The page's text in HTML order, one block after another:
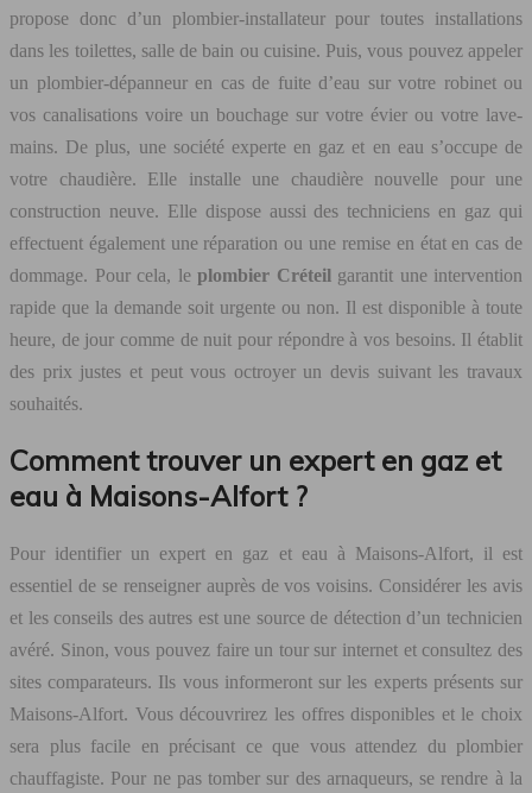
propose donc d’un plombier-installateur pour toutes installations
dans les toilettes, salle de bain ou cuisine. Puis, vous pouvez appeler
un plombier-dépanneur en cas de fuite d’eau sur votre robinet ou
vos canalisations voire un bouchage sur votre évier ou votre lave-
mains. De plus, une société experte en gaz et en eau s’occupe de
votre chaudière. Elle installe une chaudière nouvelle pour une
construction neuve. Elle dispose aussi des techniciens en gaz qui
effectuent également une réparation ou une remise en état en cas de
dommage. Pour cela, le plombier Créteilgarantit une intervention
rapide que la demande soit urgente ou non. Il est disponible à toute
heure, de jour comme de nuit pour répondre à vos besoins. Il établit
des prix justes et peut vous octroyer un devis suivant les travaux
souhaités.
Comment trouver un expert en gaz et
eau à Maisons-Alfort ?
Pour identifier un expert en gaz et eau à Maisons-Alfort, il est
essentiel de se renseigner auprès de vos voisins. Considérer les avis
et les conseils des autres est une source de détection d’un technicien
avéré. Sinon, vous pouvez faire un tour sur internet et consultez des
sites comparateurs. Ils vous informeront sur les experts présents sur
Maisons-Alfort. Vous découvrirez les offres disponibles et le choix
sera plus facile en précisant ce que vous attendez du plombier
chauffagiste. Pour ne pas tomber sur des arnaqueurs, se rendre à la